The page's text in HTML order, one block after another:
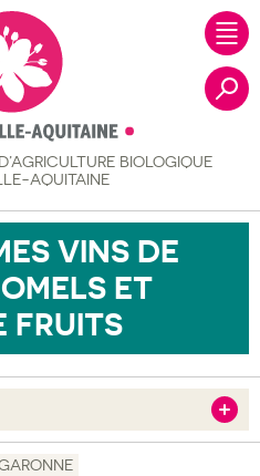
D’AGRICULTURE BIOLOGIQUE
AQUITAINE
VINS DE
ET
FRUITS